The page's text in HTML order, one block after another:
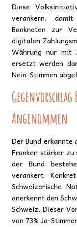
Diese
verankern,
Banknoten zur
digitalen
Währung nur mit
ersetzt werden
Nein-Stimmen
Angenommen
Der Bund erkannte
Franken stärker
der Bund
verankert.
Schweizerische
anerkennt den
Schweiz. Dieser
von 73% Ja-